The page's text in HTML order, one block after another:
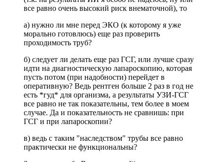
все равно очень высокий риск внематочной), то
а) нужно ли мне перед ЭКО (к которому я уже
морально готовлюсь) еще раз проверить
проходимость труб?
б) следует ли делать еще раз ГСГ, или лучше сразу
идти на диагностическую лапароскопию, которая
пусть потом (при надобности) перейдет в
оперативную? Ведь рентген больше 2 раз в год не
есть *гуд* для организма, а результаты УЗИ-ГСГ
все равно не так показательны, тем более в моем
случае. Да и показательность не сравнишь: при
ГСГ и при лапароскопии?
в) ведь с таким "наследством" трубы все равно
практически не функциональны?